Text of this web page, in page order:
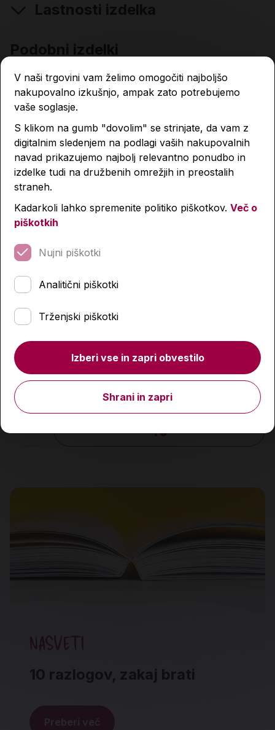
Lastnosti izdelka
Podobni izdelki
Kosec in vrabčevka
16,90 €
Količina
NASVETI
10 razlogov, zakaj brati
Preberi več
V naši trgovini vam želimo omogočiti najboljšo
nakupovalno izkušnjo, ampak zato potrebujemo
vaše soglasje.
S klikom na gumb "dovolim" se strinjate, da vam z
digitalnim sledenjem na podlagi vaših nakupovalnih
navad prikazujemo najbolj relevantno ponudbo in
izdelke tudi na družbenih omrežjih in preostalih
straneh.
Kadarkoli lahko spremenite politiko piškotkov. Več o
piškotkih
Nujni piškotki
Analitični piškotki
Trženjski piškotki
Izberi vse in zapri obvestilo
Shrani in zapri